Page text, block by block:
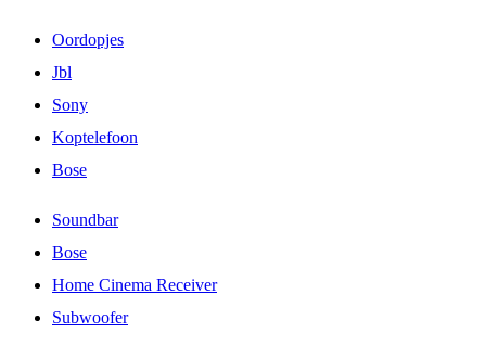
Oordopjes
Jbl
Sony
Koptelefoon
Bose
Soundbar
Bose
Home Cinema Receiver
Subwoofer